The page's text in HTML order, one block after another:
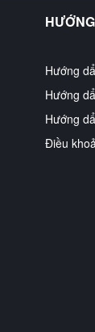
Hướng
Hướng
Hướng
Điều